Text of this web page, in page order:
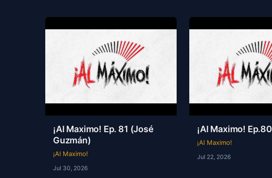
¡Al Maximo! Ep. 81 (José
Guzmán)
¡Al Maximo!
Jul 30, 2026
¡Al Maximo! Ep.80
¡Al Maximo!
Jul 22, 2026